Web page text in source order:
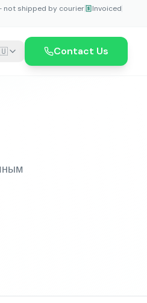
not shipped by courier
Invoiced
Contact Us